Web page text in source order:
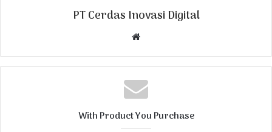
PT Cerdas Inovasi Digital
b
s
i
With Product You Purchase